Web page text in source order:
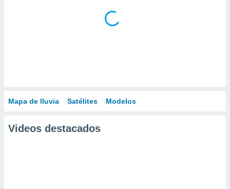
Mapa de lluvia Satélites Modelos
Videos destacados